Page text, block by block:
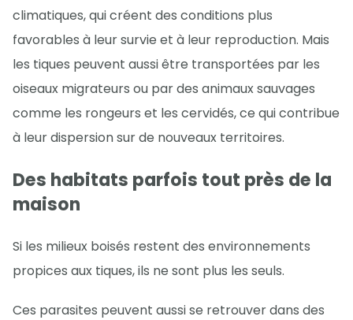
climatiques, qui créent des conditions plus
favorables à leur survie et à leur reproduction. Mais
les tiques peuvent aussi être transportées par les
oiseaux migrateurs ou par des animaux sauvages
comme les rongeurs et les cervidés, ce qui contribue
à leur dispersion sur de nouveaux territoires.
Des habitats parfois tout près de la
maison
Si les milieux boisés restent des environnements
propices aux tiques, ils ne sont plus les seuls.
Ces parasites peuvent aussi se retrouver dans des